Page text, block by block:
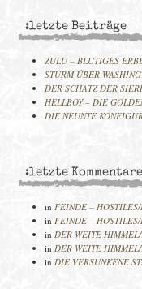
:letzte Beiträge
ZULU – BLUTIGES
STURM ÜBER
DER SCHATZ DER
HELLBOY – DIE
DIE NEUNTE
:letzte Kommentare
in FEINDE –
in FEINDE –
in DER WEITE
in DER WEITE
in DIE VERSUNKENE